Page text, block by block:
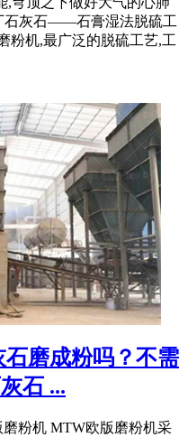
石灰石——石膏湿法脱硫工
粉机,最广泛的脱硫工艺,工
磨成粉吗？不需
石 ...
粉机 MTW欧版磨粉机采